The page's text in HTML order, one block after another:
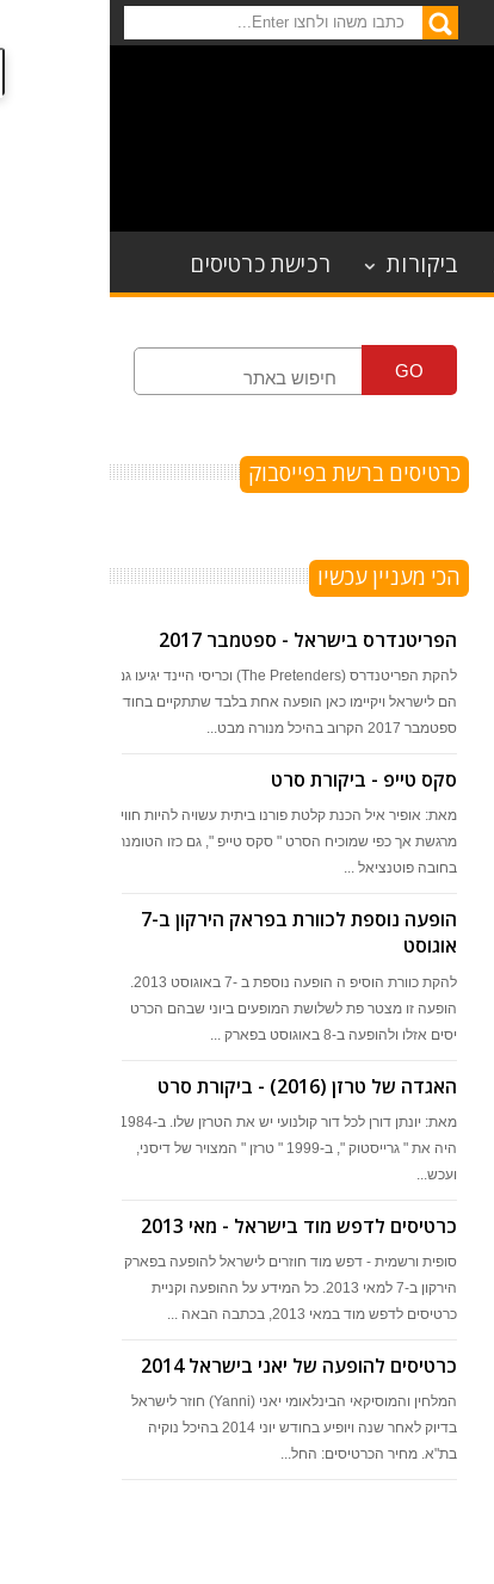
ביקורות רכישת כרטיסים
GO
כרטיסים ברשת בפייסבוק
הכי מעניין עכשיו
הפריטנדרס בישראל - ספטמבר 2017
להקת הפריטנדרס (The Pretenders) וכריסי היינד יגיעו גם
הם לישראל ויקיימו כאן הופעה אחת בלבד שתתקיים בחודש
ספטמבר 2017 הקרוב בהיכל מנורה מבט...
סקס טייפ - ביקורת סרט
מאת: אופיר איל הכנת קלטת פורנו ביתית עשויה להיות חוויה
מרגשת אך כפי שמוכיח הסרט " סקס טייפ ", גם כזו הטומנת
בחובה פוטנציאל ...
הופעה נוספת לכוורת בפראק הירקון ב-7
אוגוסט
הופעה זו מצטר פת לשלושת המופעים ביוני שבהם הכרט
יסים אזלו ולהופעה ב-8 באוגוסט בפארק ...
האגדה של טרזן (2016) - ביקורת סרט
מאת: יונתן דורן לכל דור קולנועי יש את הטרזן שלו. ב-1984
היה את " גרייסטוק ", ב-1999 " טרזן " המצויר של דיסני,
ועכש...
כרטיסים לדפש מוד בישראל - מאי 2013
סופית ורשמית - דפש מוד חוזרים לישראל להופעה בפארק
הירקון ב-7 למאי 2013. כל המידע על ההופעה וקניית
כרטיסים לדפש מוד במאי 2013, בכתבה הבאה ...
כרטיסים להופעה של יאני בישראל 2014
המלחין והמוסיקאי הבינלאומי יאני (Yanni) חוזר לישראל
בדיוק לאחר שנה ויופיע בחודש יוני 2014 בהיכל נוקיה
בת"א. מחיר הכרטיסים: החל...